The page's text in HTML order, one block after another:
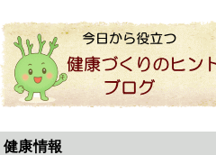
健康情報